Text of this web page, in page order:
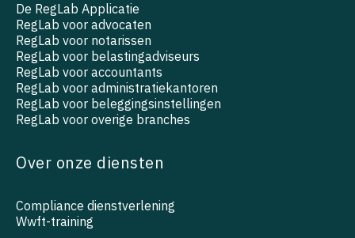
De RegLab Applicatie
RegLab voor advocaten
RegLab voor notarissen
RegLab voor belastingadviseurs
RegLab voor accountants
RegLab voor administratiekantoren
RegLab voor beleggingsinstellingen
RegLab voor overige branches
Over onze diensten
Compliance dienstverlening
Wwft-training